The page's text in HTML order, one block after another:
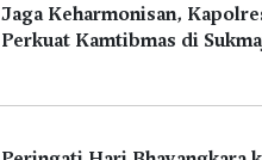
Jaga Keharmonisan,
Perkuat Kamtibmas di